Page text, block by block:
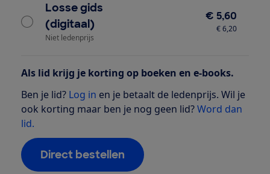
Losse gids
(digitaal)
Niet ledenprijs
€ 5,60
€ 6,20
Als lid krijg je korting op boeken en e-books.
Ben je lid? Log in en je betaalt de ledenprijs. Wil je
ook korting maar ben je nog geen lid?Word dan
lid.
Direct bestellen